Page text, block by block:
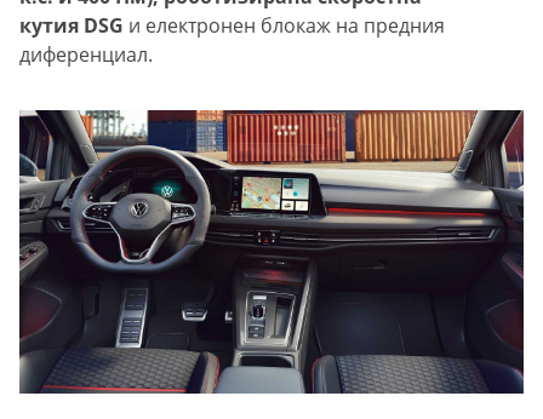
кутия DSG и електронен блокаж на предния
диференциал.